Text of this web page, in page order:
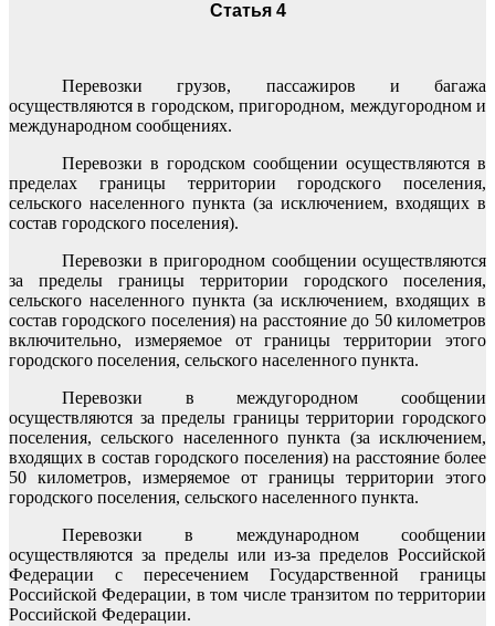
Статья 4
Перевозки грузов, пассажиров и багажа
осуществляются в городском, пригородном, междугородном и
международном сообщениях.
Перевозки в городском сообщении осуществляются в
пределах границы территории городского поселения,
сельского населенного пункта (за исключением, входящих в
состав городского поселения).
Перевозки в пригородном сообщении осуществляются
за пределы границы территории городского поселения,
сельского населенного пункта (за исключением, входящих в
состав городского поселения) на расстояние до 50 километров
включительно, измеряемое от границы территории этого
городского поселения, сельского населенного пункта.
Перевозки в междугородном сообщении
осуществляются за пределы границы территории городского
поселения, сельского населенного пункта (за исключением,
входящих в состав городского поселения) на расстояние более
50 километров, измеряемое от границы территории этого
городского поселения, сельского населенного пункта.
Перевозки в международном сообщении
осуществляются за пределы или из-за пределов Российской
Федерации с пересечением Государственной границы
Российской Федерации, в том числе транзитом по территории
Российской Федерации.